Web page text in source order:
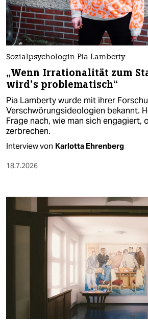
Sozialpsychologin Pia Lamberty
„Wenn Irrationalität zum
wird’s problematisch“
Pia Lamberty wurde mit ihrer
Verschwörungsideologien bekannt.
Frage nach, wie man sich engagiert,
zerbrechen.
Interview von Karlotta Ehrenberg
18.7.2026